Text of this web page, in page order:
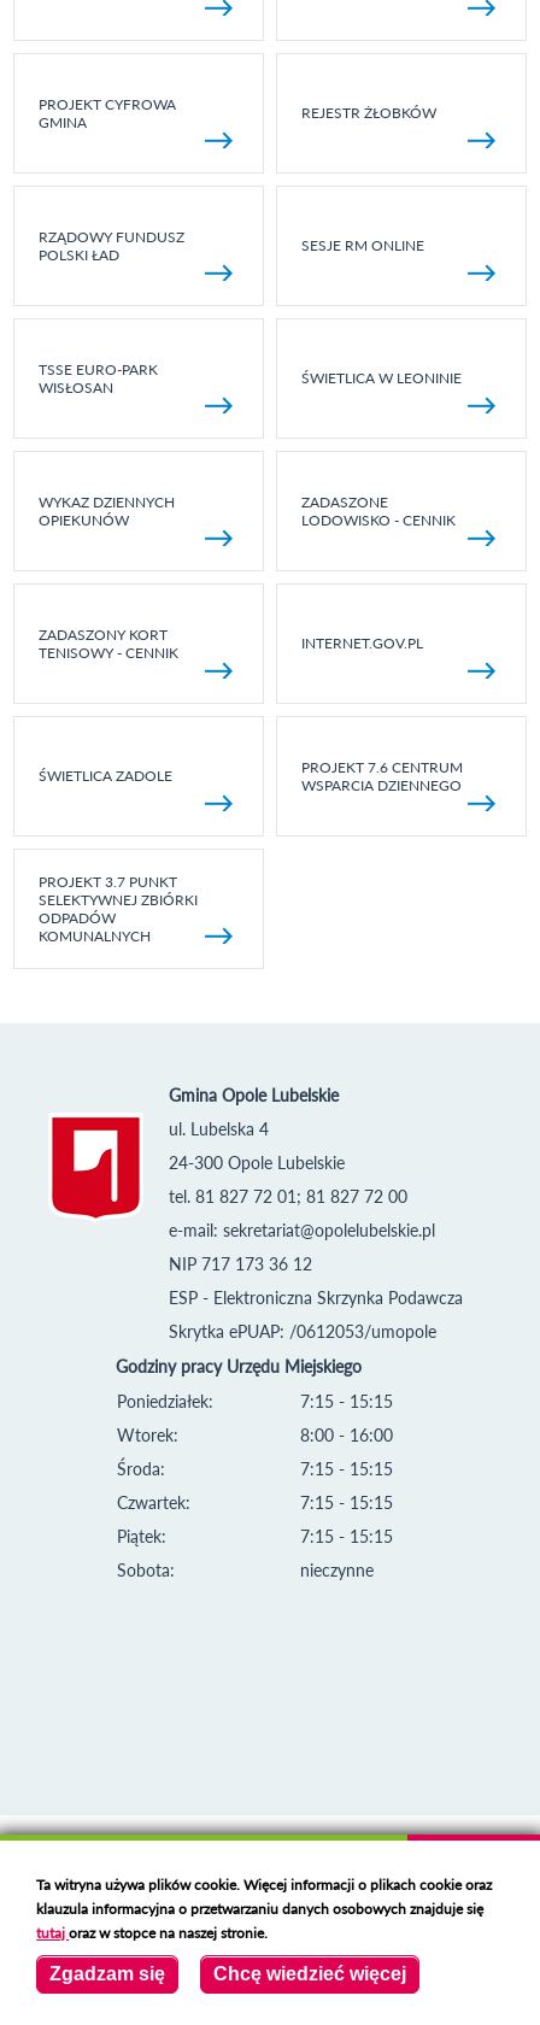
PROJEKT CYFROWA
GMINA
REJESTR ŻŁOBKÓW
RZĄDOWY FUNDUSZ
POLSKI ŁAD
SESJE RM ONLINE
TSSE EURO-PARK
WISŁOSAN
ŚWIETLICA W LEONINIE
WYKAZ DZIENNYCH
OPIEKUNÓW
ZADASZONE
LODOWISKO - CENNIK
ZADASZONY KORT
TENISOWY - CENNIK
INTERNET.GOV.PL
ŚWIETLICA ZADOLE
PROJEKT 7.6 CENTRUM
WSPARCIA DZIENNEGO
PROJEKT 3.7 PUNKT
SELEKTYWNEJ ZBIÓRKI
ODPADÓW
KOMUNALNYCH
Gmina Opole Lubelskie
ul. Lubelska 4
24-300 Opole Lubelskie
tel. 81 827 72 01; 81 827 72 00
e-mail: sekretariat@opolelubelskie.pl
NIP 717 173 36 12
ESP - Elektroniczna Skrzynka Podawcza
Skrytka ePUAP: /0612053/umopole
Godziny pracy Urzędu Miejskiego
Poniedziałek:
Wtorek:
Środa:
Czwartek:
Piątek:
Sobota:
7:15 - 15:15
8:00 - 16:00
7:15 - 15:15
7:15 - 15:15
7:15 - 15:15
nieczynne
Deklaracja dostępności
Polski serwer RBLhttps://polspam.pl/
Copyright 2023 Urząd Miejski w Opolu Lubelskim
Created byVOBACOM Odnośnik otworzy się w nowym oknie
Ta witryna używa plików cookie. Więcej informacji o plikach cookie oraz
klauzula informacyjna o przetwarzaniu danych osobowych znajduje się
tutajoraz w stopce na naszej stronie.
Zgadzam się Chcę wiedzieć więcej